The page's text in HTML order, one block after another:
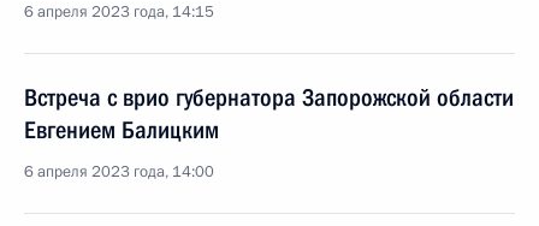
6 апреля 2023 года, 14:15
Встреча с врио губернатора Запорожской области
Евгением Балицким
6 апреля 2023 года, 14:00